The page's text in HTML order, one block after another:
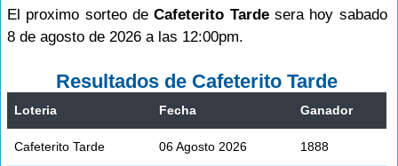
El proximo sorteo deCafeterito Tardesera hoy sabado
8 de agosto de 2026 a las 12:00pm.
Resultados de Cafeterito Tarde
Loteria Fecha Ganador
Cafeterito Tarde 06 Agosto 2026 1888